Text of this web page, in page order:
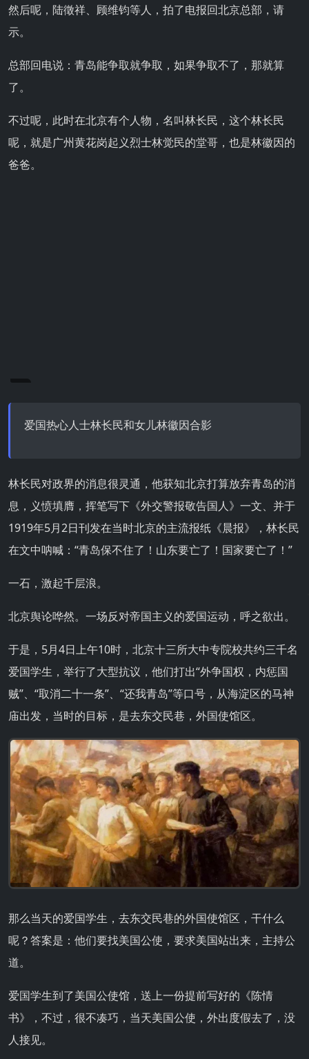
然后呢，陆徵祥、顾维钧等人，拍了电报回北京总部，请
示。
总部回电说：青岛能争取就争取，如果争取不了，那就算
了。
不过呢，此时在北京有个人物，名叫林长民，这个林长民
呢，就是广州黄花岗起义烈士林觉民的堂哥，也是林徽因的
爸爸。
爱国热心人士林长民和女儿林徽因合影
林长民对政界的消息很灵通，他获知北京打算放弃青岛的消
息，义愤填膺，挥笔写下《外交警报敬告国人》一文、并于
1919年5月2日刊发在当时北京的主流报纸《晨报》，林长民
在文中呐喊：“青岛保不住了！山东要亡了！国家要亡了！”
一石，激起千层浪。
北京舆论哗然。一场反对帝国主义的爱国运动，呼之欲出。
于是，5月4日上午10时，北京十三所大中专院校共约三千名
爱国学生，举行了大型抗议，他们打出“外争国权，内惩国
贼”、“取消二十一条”、“还我青岛”等口号，从海淀区的马神
庙出发，当时的目标，是去东交民巷，外国使馆区。
那么当天的爱国学生，去东交民巷的外国使馆区，干什么
呢？答案是：他们要找美国公使，要求美国站出来，主持公
道。
爱国学生到了美国公使馆，送上一份提前写好的《陈情
书》，不过，很不凑巧，当天美国公使，外出度假去了，没
人接见。